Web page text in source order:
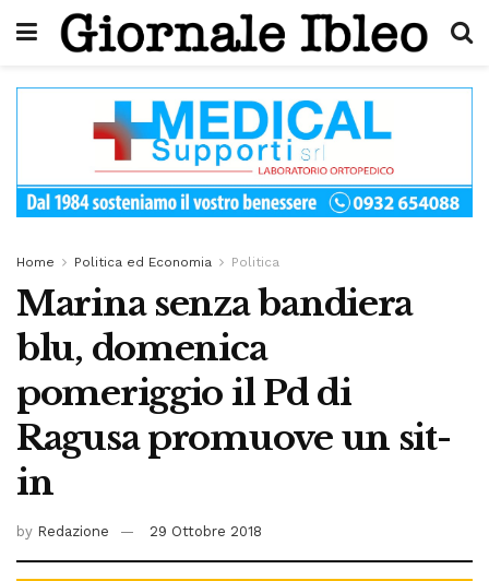
Home Politica ed Economia Politica
Marina senza bandiera
blu, domenica
pomeriggio il Pd di
Ragusa promuove un sit-
in
by Redazione 29 Ottobre 2018